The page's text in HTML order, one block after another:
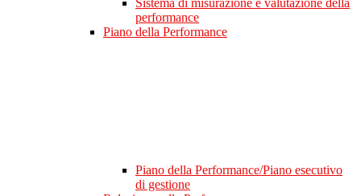
Sistema di misurazione e valutazione della
performance
Piano della Performance
Piano della Performance/Piano esecutivo
di gestione